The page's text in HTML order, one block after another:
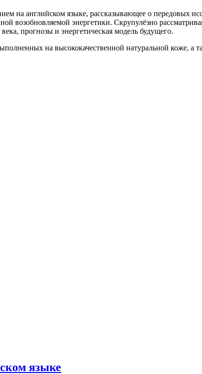
на английском языке, рассказывающее о передовых
возобновляемой энергетики. Скрупулёзно
прогнозы и энергетическая модель будущего.
на высококачественной натуральной коже,
языке